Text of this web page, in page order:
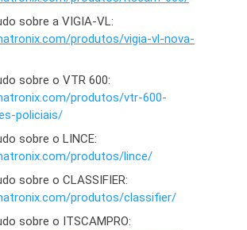
sobre a VIGIA-VL:
produtos/vigia-vl-nova-
sobre o VTR 600:
produtos/vtr-600-
policiais/
sobre o LINCE:
produtos/lince/
sobre o CLASSIFIER:
produtos/classifier/
sobre o ITSCAMPRO: